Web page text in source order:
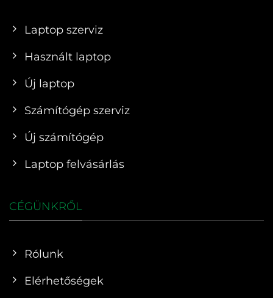
Laptop szerviz
Használt laptop
Új laptop
Számítógép szerviz
Új számítógép
Laptop felvásárlás
CÉGÜNKRŐL
Rólunk
Elérhetőségek